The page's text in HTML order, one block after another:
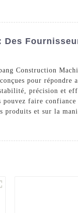
Construction
pour répondre
précision et
faire
produits et sur la